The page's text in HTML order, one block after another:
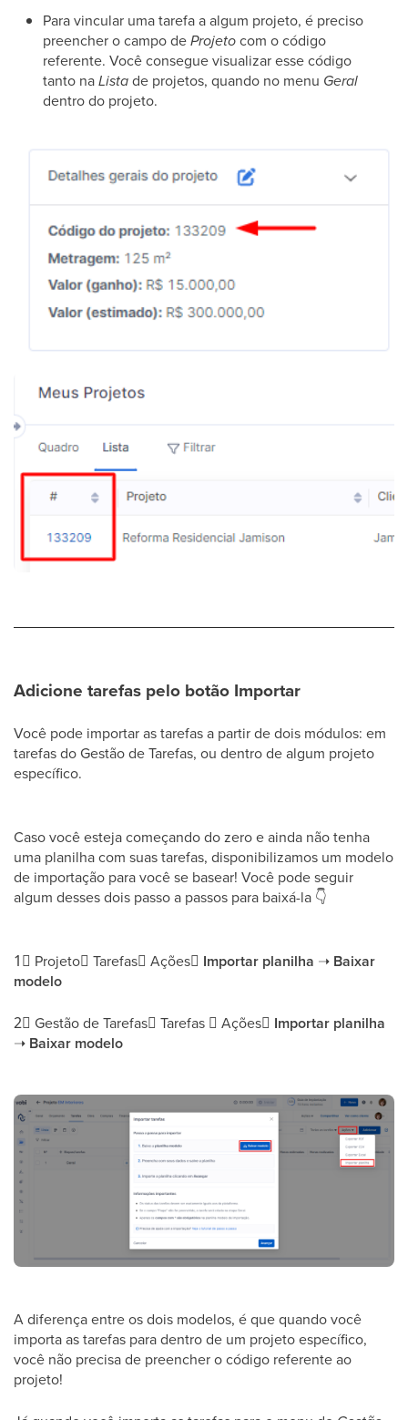
Para vincular uma tarefa a algum projeto, é preciso
preencher o campo deProjetocom o código
referente. Você consegue visualizar esse código
tanto naListade projetos, quando no menu Geral
dentro do projeto.
Adicione tarefas pelo botão Importar
Você pode importar as tarefas a partir de dois módulos: em
tarefas do Gestão de Tarefas, ou dentro de algum projeto
específico.
Caso você esteja começando do zero e ainda não tenha
uma planilha com suas tarefas, disponibilizamos um modelo
de importação para você se basear! Você pode seguir
algum desses dois passo a passos para baixá-la 👇
1⃣ Projeto➝ Tarefas➝ Ações➝ Importar planilha ➝ Baixar
modelo
2⃣ Gestão de Tarefas➝ Tarefas ➝ Ações➝ Importar planilha
➝ Baixar modelo
A diferença entre os dois modelos, é que quando você
importa as tarefas para dentro de um projeto específico,
você não precisa de preencher o código referente ao
projeto!